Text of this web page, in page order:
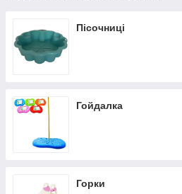
Пісочниці
Гойдалка
Горки